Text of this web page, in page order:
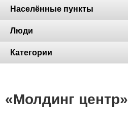
Населённые пункты
Люди
Категории
«Молдинг центр»